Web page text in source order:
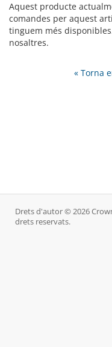
Aquest producte
comandes per aquest
tinguem més
nosaltres.
« Torna
Drets d'autor © 2026
drets reservats.